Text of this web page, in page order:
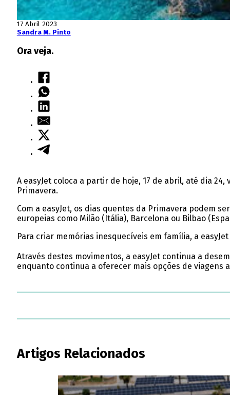
17 Abril 2023
Sandra M. Pinto
Ora veja.
A easyJet coloca a partir de hoje, 17 de abril, até dia
Primavera.
Com a easyJet, os dias quentes da Primavera podem
europeias como Milão (Itália), Barcelona ou Bilbao
Para criar memórias inesquecíveis em família, a
Através destes movimentos, a easyJet continua a
enquanto continua a oferecer mais opções de viagens
Artigos Relacionados